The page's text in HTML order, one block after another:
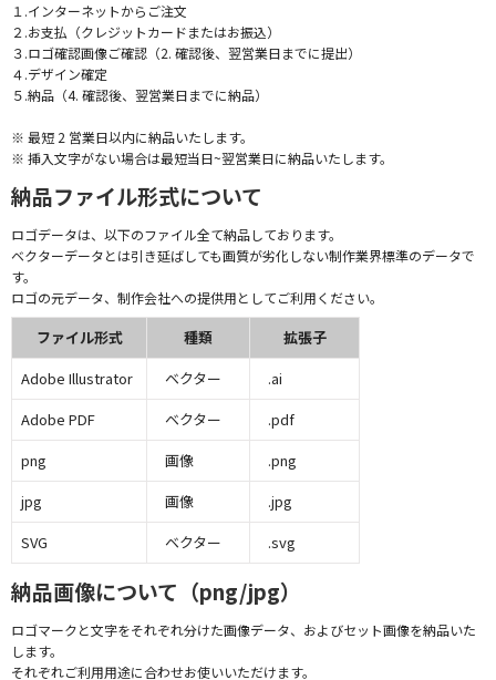
１.インターネットからご注文
２.お支払（クレジットカードまたはお振込）
３.ロゴ確認画像ご確認（2. 確認後、翌営業日までに提出）
４.デザイン確定
５.納品（4. 確認後、翌営業日までに納品）
※ 最短 2 営業日以内に納品いたします。
※ 挿入文字がない場合は最短当日~翌営業日に納品いたします。
納品ファイル形式について
ロゴデータは、以下のファイル全て納品しております。
ベクターデータとは引き延ばしても画質が劣化しない制作業界標準のデータで
す。
ロゴの元データ、制作会社への提供用としてご利用ください。
ファイル形式 種類
拡張子
Adobe Illustrator
ベクター
.ai
Adobe PDF
ベクター
.pdf
png
画像
.png
jpg
画像
.jpg
SVG
ベクター .svg
納品画像について（png/jpg）
ロゴマークと文字をそれぞれ分けた画像データ、およびセット画像を納品いた
します。
それぞれご利用用途に合わせお使いいただけます。